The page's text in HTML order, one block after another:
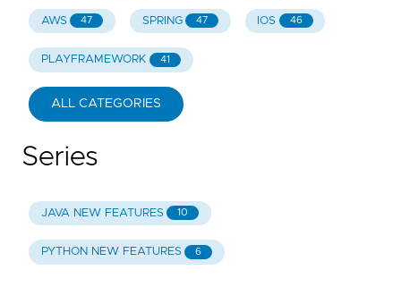
AWS 47 SPRING 47 IOS 46
PLAYFRAMEWORK 41
ALL CATEGORIES
Series
JAVA NEW FEATURES 10
PYTHON NEW FEATURES 6